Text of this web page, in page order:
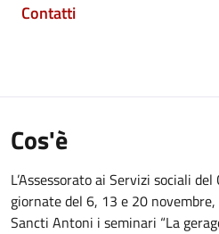
Contatti
Cos'è
L’Assessorato ai Servizi sociali
giornate del 6, 13 e 20
Sancti Antoni i seminari “La